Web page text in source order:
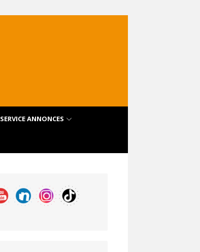
SERVICE ANNONCES